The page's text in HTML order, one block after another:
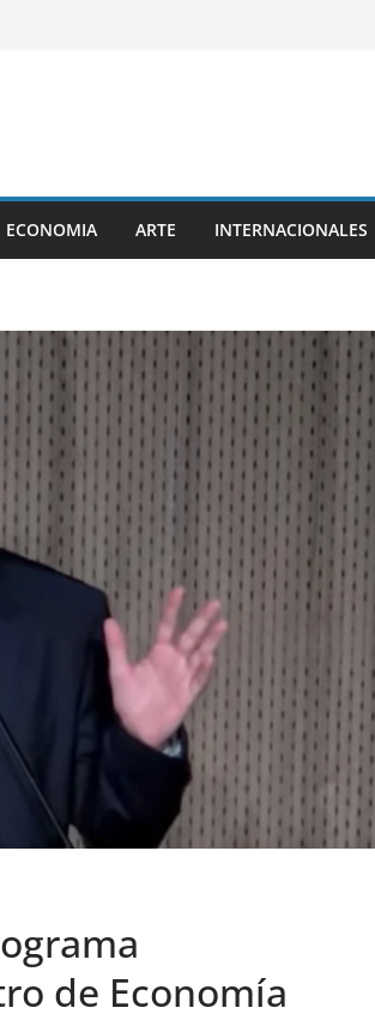
ECONOMIA ARTE INTERNACIONALES
de Economía